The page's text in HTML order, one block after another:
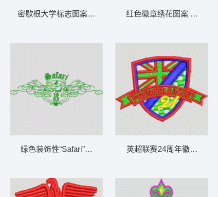
密歇根大学标志图案 毛巾绣M
绿色装饰性“Safari”标志 章仔
红色徽章绣花图案 章仔
英超联赛24周年徽章 章仔